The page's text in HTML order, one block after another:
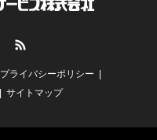
プライバシーポリシー
サイトマップ